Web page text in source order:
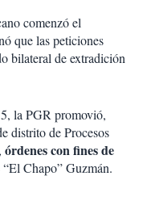
comenzó el
que las peticiones
bilateral de extradición
la PGR promovió,
distrito de Procesos
órdenes con fines de
Chapo” Guzmán.